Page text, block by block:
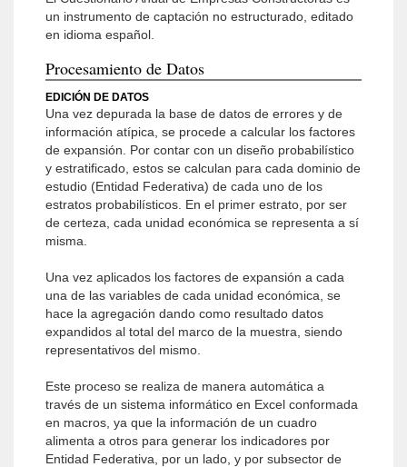
un instrumento de captación no estructurado, editado
en idioma español.
Procesamiento de Datos
EDICIÓN DE DATOS
Una vez depurada la base de datos de errores y de
información atípica, se procede a calcular los factores
de expansión. Por contar con un diseño probabilístico
y estratificado, estos se calculan para cada dominio de
estudio (Entidad Federativa) de cada uno de los
estratos probabilísticos. En el primer estrato, por ser
de certeza, cada unidad económica se representa a sí
misma.
Una vez aplicados los factores de expansión a cada
una de las variables de cada unidad económica, se
hace la agregación dando como resultado datos
expandidos al total del marco de la muestra, siendo
representativos del mismo.
Este proceso se realiza de manera automática a
través de un sistema informático en Excel conformada
en macros, ya que la información de un cuadro
alimenta a otros para generar los indicadores por
Entidad Federativa, por un lado, y por subsector de